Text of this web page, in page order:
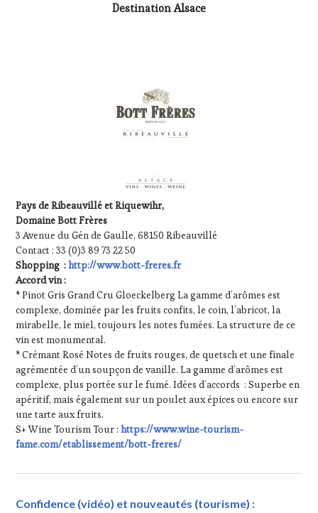
Destination Alsace
Pays de Ribeauvillé et Riquewihr,
Domaine Bott Frères
3 Avenue du Gén de Gaulle, 68150 Ribeauvillé
Contact : 33 (0)3 89 73 22 50
Shopping :http://www.bott-freres.fr
Accord vin :
* Pinot Gris Grand Cru Gloeckelberg La gamme d’arômes est
complexe, dominée par les fruits confits, le coin, l’abricot, la
mirabelle, le miel, toujours les notes fumées. La structure de ce
vin est monumental.
* Crémant Rosé Notes de fruits rouges, de quetsch et une finale
agrémentée d’un soupçon de vanille. La gamme d’arômes est
complexe, plus portée sur le fumé. Idées d’accords : Superbe en
apéritif, mais également sur un poulet aux épices ou encore sur
une tarte aux fruits.
S+ Wine Tourism Tour :https://www.wine-tourism-
fame.com/etablissement/bott-freres/
Confidence (vidéo) et nouveautés (tourisme) :